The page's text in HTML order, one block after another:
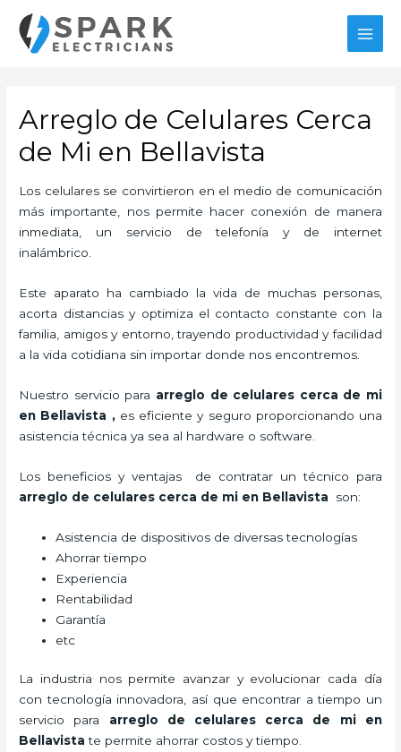
contenido
Arreglo de Celulares Cerca
de Mi en Bellavista
Los celulares se convirtieron en el medio de comunicación
más importante, nos permite hacer conexión de manera
inmediata, un servicio de telefonía y de internet
inalámbrico.
Este aparato ha cambiado la vida de muchas personas,
acorta distancias y optimiza el contacto constante con la
familia, amigos y entorno, trayendo productividad y facilidad
a la vida cotidiana sin importar donde nos encontremos.
Nuestro servicio para arreglo de celulares cerca de mi
en Bellavista ,es eficiente y seguro proporcionando una
asistencia técnica ya sea al hardware o software.
Los beneficios y ventajas de contratar un técnico para
arreglo de celulares cerca de mi en Bellavista son:
Asistencia de dispositivos de diversas tecnologías
Ahorrar tiempo
Experiencia
Rentabilidad
Garantía
etc
La industria nos permite avanzar y evolucionar cada día
con tecnología innovadora, así que encontrar a tiempo un
servicio para arreglo de celulares cerca de mi
en
Bellavista te permite ahorrar costos y tiempo.